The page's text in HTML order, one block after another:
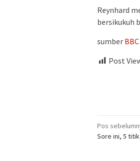
Reynhard
bersikukuh
sumber
Post
pos
Pos
Sore ini, 5